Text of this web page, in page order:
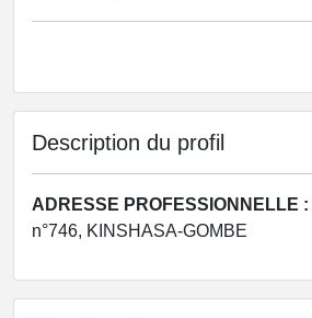
Description du profil
ADRESSE PROFESSIONNELLE :
n°746, KINSHASA-GOMBE